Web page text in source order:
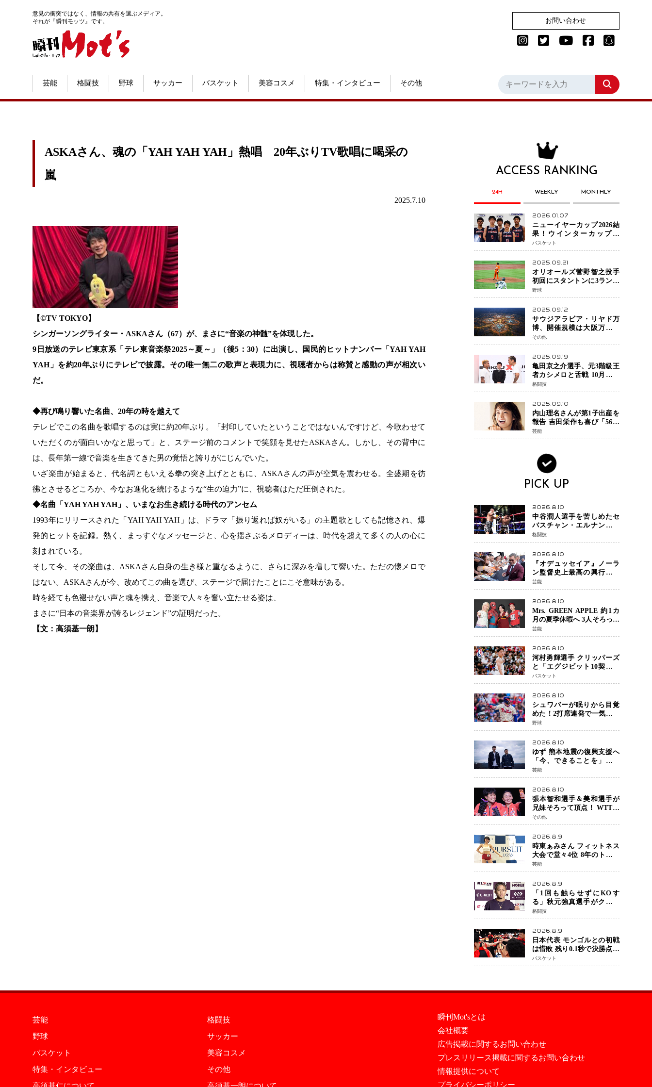
意見の衝突ではなく、情報の共有を選ぶメディア。
それが『瞬刊モッツ』です。
お問い合わせ
芸能 格闘技 野球 サッカー バスケット 美容コスメ 特集・インタビュー その他
ASKAさん、魂の「YAH YAH YAH」熱唱 20年ぶりTV歌唱に喝采の
嵐
2025.7.10
【©️TV TOKYO】
シンガーソングライター・ASKAさん（67）が、まさに“音楽の神髄”を体現した。
9日放送のテレビ東京系「テレ東音楽祭2025～夏～」（後5：30）に出演し、国民的ヒットナンバー「YAH YAH
YAH」を約20年ぶりにテレビで披露。その唯一無二の歌声と表現力に、視聴者からは称賛と感動の声が相次い
だ。
◆再び鳴り響いた名曲、20年の時を越えて
テレビでこの名曲を歌唱するのは実に約20年ぶり。「封印していたということではないんですけど、今歌わせて
いただくのが面白いかなと思って」と、ステージ前のコメントで笑顔を見せたASKAさん。しかし、その背中に
は、長年第一線で音楽を生きてきた男の覚悟と誇りがにじんでいた。
いざ楽曲が始まると、代名詞ともいえる拳の突き上げとともに、ASKAさんの声が空気を震わせる。全盛期を彷
彿とさせるどころか、今なお進化を続けるような“生の迫力”に、視聴者はただ圧倒された。
◆名曲「YAH YAH YAH」、いまなお生き続ける時代のアンセム
1993年にリリースされた「YAH YAH YAH」は、ドラマ「振り返れば奴がいる」の主題歌としても記憶され、爆
発的ヒットを記録。熱く、まっすぐなメッセージと、心を揺さぶるメロディーは、時代を超えて多くの人の心に
刻まれている。
そして今、その楽曲は、ASKAさん自身の生き様と重なるように、さらに深みを増して響いた。ただの懐メロで
はない。ASKAさんが今、改めてこの曲を選び、ステージで届けたことにこそ意味がある。
時を経ても色褪せない声と魂を携え、音楽で人々を奮い立たせる姿は、
まさに“日本の音楽界が誇るレジェンド”の証明だった。
【文：高須基一朗】
ACCESS RANKING
24H WEEKLY MONTHLY
2026.01.07
ニューイヤーカップ2026結
果！ウインターカップ王
者・福岡大大濠が貫禄V！
東山は“背番号継承”で新た
な物語を刻む
バスケット
2025.09.21
オリオールズ菅野智之投手
初回にスタントンに3ラン被
弾 3回6安打4失点で降板
野球
2025.09.12
サウジアラビア・リヤド万
博、開催規模は大阪万博の
約4倍！2030年に開幕予定
その他
2025.09.19
亀田京之介選手、元3階級王
者カシメロと舌戦 10月対戦
格闘技
2025.09.10
内山理名さんが第1子出産を
報告 吉田栄作も喜び「56歳
の新米パパ」
芸能
PICK UP
2026.8.10
中谷潤人選手を苦しめたセ
バスチャン・エルナンデス
が再起戦で圧巻KO 2回で
相手を沈める…次戦は亀田
京之介
格闘技
2026.8.10
『オデュッセイア』ノーラ
ン監督史上最高の興行収入
『ダークナイト ライジン
グ』超え、世界で11億ドル
突破
芸能
2026.8.10
Mrs. GREEN APPLE 約1カ
月の夏季休暇へ 3人そろって
創作の“充電期間”「自分ら
しいインプットを」
芸能
2026.8.10
河村勇輝選手 クリッパーズ
と「エグジビット10契約」
NBA再挑戦へ新たな一歩、
八村塁選手との共闘にも期
待
バスケット
2026.8.10
シュワバーが眠りから目覚
めた！2打席連発で一気に35
号 大谷選手と9本差に 本塁
打王争いで単独トップ浮上
野球
2026.8.10
ゆず 熊本地震の復興支援へ
「今、できることを」東日
本大震災の伝承歌「幾重」
ライブ音源を配信、収益を
全額寄付
芸能
2026.8.10
張本智和選手＆美和選手が
兄妹そろって頂点！ WTTチ
ャンピオンズ横浜で史上初
の快挙 2人で約1264万円の
優勝賞金
その他
2026.8.9
時東ぁみさん フィットネス
大会で堂々4位 8年のトレー
ニングが生んだ健康美「4位
になってホッとしていま
す」
芸能
2026.8.9
「1回も触らせずにKOす
る」秋元強真選手がクレベ
ル・コイケ戦に自信 青木
真也と2カ月の寝技対策「引
き込まれても大丈夫」
格闘技
2026.8.9
日本代表 モンゴルとの初戦
は惜敗 残り0.1秒で決勝点を
許すもハーパージュニア15
得点 カーク18得点と存在感
バスケット
芸能
格闘技
野球
サッカー
バスケット
美容コスメ
特集・インタビュー
その他
瞬刊Mot'sとは
会社概要
広告掲載に関するお問い合わせ
プレスリリース掲載に関するお問い合わせ
情報提供について
プライバシーポリシー